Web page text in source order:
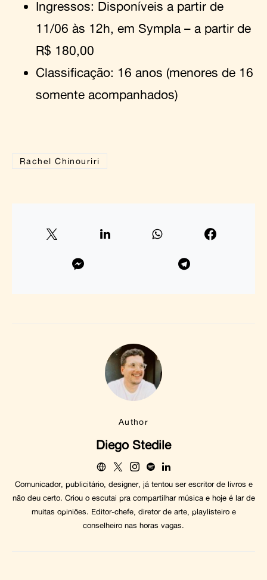
Ingressos: Disponíveis a partir de
11/06 às 12h, em Sympla – a partir de
R$ 180,00
Classificação: 16 anos (menores de 16
somente acompanhados)
Rachel Chinouriri
Author
Diego Stedile
Comunicador, publicitário, designer, já tentou ser escritor de livros e
não deu certo. Criou o escutai pra compartilhar música e hoje é lar de
muitas opiniões. Editor-chefe, diretor de arte, playlisteiro e
conselheiro nas horas vagas.